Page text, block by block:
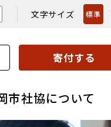
文字サイズ 標準
寄付する
市社協について